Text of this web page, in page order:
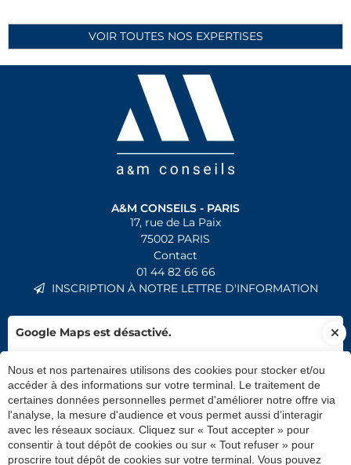
VOIR TOUTES NOS EXPERTISES
A&M CONSEILS - PARIS
17, rue de La Paix
75002 PARIS
Contact
01 44 82 66 66
INSCRIPTION À NOTRE LETTRE D'INFORMATION
Google Maps est désactivé.
géolocalisation, moteurs de recherche, traductions, ...
En autorisant ces services tiers, vous acceptez le dépôt et
la lecture de cookies et l'utilisation de technologies de
suivi nécessaires à leur bon fonctionnement.
RUBRIQUES
Nous et nos partenaires utilisons des cookies pour stocker et/ou
accéder à des informations sur votre terminal. Le traitement de
certaines données personnelles permet d'améliorer notre offre via
l'analyse, la mesure d'audience et vous permet aussi d’interagir
avec les réseaux sociaux. Cliquez sur « Tout accepter » pour
consentir à tout dépôt de cookies ou sur « Tout refuser » pour
proscrire tout dépôt de cookies sur votre terminal. Vous pouvez